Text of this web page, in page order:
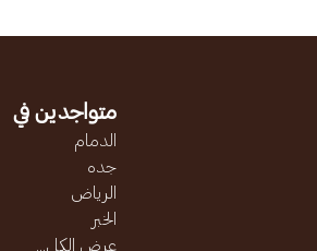
متواجدين في
الدمام
جده
الرياض
الخبر
عرض الكل...